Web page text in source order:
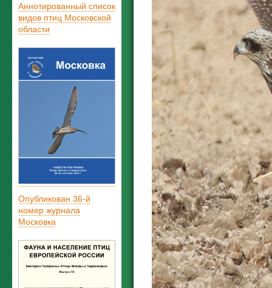
Аннотированный список
видов птиц Московской
области
Опубликован 36-й
номер журнала
Московка